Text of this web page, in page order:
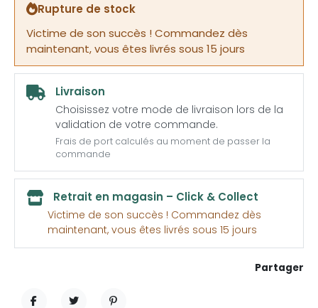
Rupture de stock
Victime de son succès ! Commandez dès
maintenant, vous êtes livrés sous 15 jours
Livraison
Choisissez votre mode de livraison lors de la
validation de votre commande.
Frais de port calculés au moment de passer la
commande
Retrait en magasin – Click & Collect
Victime de son succès ! Commandez dès
maintenant, vous êtes livrés sous 15 jours
Partager